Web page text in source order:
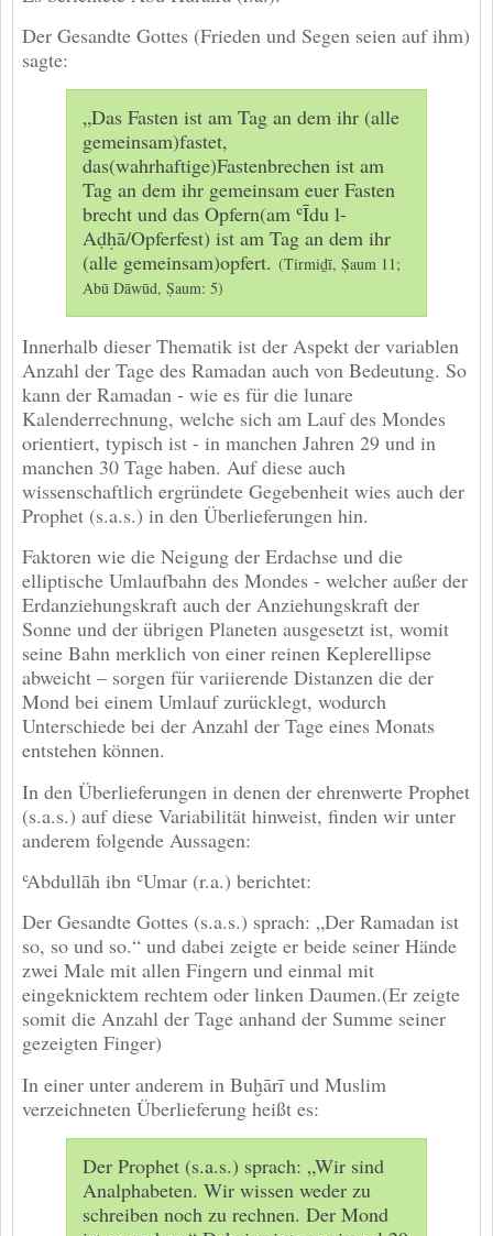
Der Gesandte Gottes (Frieden und Segen seien auf ihm)
sagte:
„Das Fasten ist am Tag an dem ihr (alle
gemeinsam)fastet,
das(wahrhaftige)Fastenbrechen ist am
Tag an dem ihr gemeinsam euer Fasten
brecht und das Opfern(am ʿĪdu l-
Aḍḥā/Opferfest) ist am Tag an dem ihr
(alle gemeinsam)opfert. (Tirmiḏī, Ṣaum 11;
Abū Dāwūd, Ṣaum: 5)
Innerhalb dieser Thematik ist der Aspekt der variablen
Anzahl der Tage des Ramadan auch von Bedeutung. So
kann der Ramadan - wie es für die lunare
Kalenderrechnung, welche sich am Lauf des Mondes
orientiert, typisch ist - in manchen Jahren 29 und in
manchen 30 Tage haben. Auf diese auch
wissenschaftlich ergründete Gegebenheit wies auch der
Prophet (s.a.s.) in den Überlieferungen hin.
Faktoren wie die Neigung der Erdachse und die
elliptische Umlaufbahn des Mondes - welcher außer der
Erdanziehungskraft auch der Anziehungskraft der
Sonne und der übrigen Planeten ausgesetzt ist, womit
seine Bahn merklich von einer reinen Keplerellipse
abweicht – sorgen für variierende Distanzen die der
Mond bei einem Umlauf zurücklegt, wodurch
Unterschiede bei der Anzahl der Tage eines Monats
entstehen können.
In den Überlieferungen in denen der ehrenwerte Prophet
(s.a.s.) auf diese Variabilität hinweist, finden wir unter
anderem folgende Aussagen:
ʿAbdullāh ibn ʿUmar (r.a.) berichtet:
Der Gesandte Gottes (s.a.s.) sprach: „Der Ramadan ist
so, so und so.“ und dabei zeigte er beide seiner Hände
zwei Male mit allen Fingern und einmal mit
eingeknicktem rechtem oder linken Daumen.(Er zeigte
somit die Anzahl der Tage anhand der Summe seiner
gezeigten Finger)
In einer unter anderem in Buḫārī und Muslim
verzeichneten Überlieferung heißt es:
Der Prophet (s.a.s.) sprach: „Wir sind
Analphabeten. Wir wissen weder zu
schreiben noch zu rechnen. Der Mond